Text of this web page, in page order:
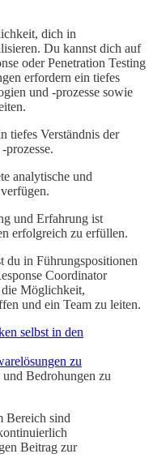
dich in
Du kannst dich auf
oder Penetration Testing
erfordern ein tiefes
und -prozesse sowie
tiefes Verständnis der
prozesse.
analytische und
und Erfahrung ist
erfolgreich zu erfüllen.
du in Führungspositionen
Coordinator
Möglichkeit,
und ein Team zu leiten.
selbst in den
zu
Bedrohungen zu
Bereich sind
Beitrag zur